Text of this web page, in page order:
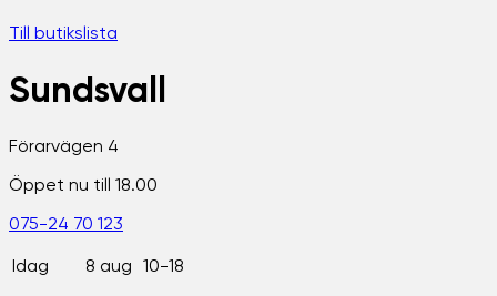
Till butikslista
Sundsvall
Förarvägen 4
Öppet nu till 18.00
075-24 70 123
Idag 8 aug 10-18